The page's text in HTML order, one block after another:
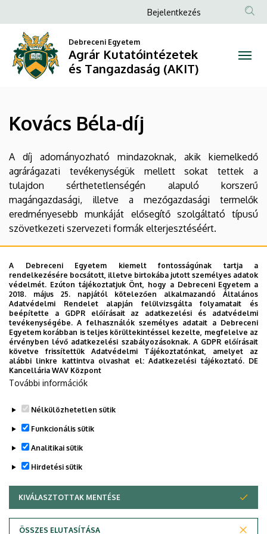
Béla-
díj
Agrár
Kutatóintézetek
és
Tangazdaság
(AKIT)
a
tartalomra
Anonim
fiók
menüje
Bejelentkezés
Debreceni Egyetem
Agrár Kutatóintézetek
és Tangazdaság (AKIT)
Kovács Béla-díj
A díj adományozható mindazoknak, akik kiemelkedő
agrárágazati tevékenységük mellett sokat tettek a
tulajdon sérthetetlenségén alapuló korszerű
magángazdasági, illetve a mezőgazdasági termelők
eredményesebb munkáját elősegítő szolgáltató típusú
szövetkezeti szervezeti formák elterjesztéséért.
Beosztás: egyetemi
tanár
Szervezet:Agrárgazdasági
és Vidékfejlesztési Kar
Adományozás éve:
Legutóbbi frissítés: 2023. 03. 06. 15:00
Adatvédelem
A Debreceni Egyetem kiemelt fontosságúnak tartja a
rendelkezésére bocsátott, illetve birtokába jutott személyes adatok
védelmét. Ezúton tájékoztatjuk Önt, hogy a Debreceni Egyetem a
2018. május 25. napjától kötelezően alkalmazandó Általános
Adatvédelmi Rendelet alapján felülvizsgálta folyamatait és
beépítette a GDPR előírásait az adatkezelési és adatvédelmi
tevékenységébe. A felhasználók személyes adatait a Debreceni
Egyetem korábban is teljes körültekintéssel kezelte, megfelelve az
érvényben lévő adatkezelési szabályozásoknak. A GDPR előírásait
követve frissítettük Adatvédelmi Tájékoztatónkat, amelyet az
alábbi linkre kattintva olvashat el:Adatkezelési tájékoztató. DE
Kancellária WAV Központ
További információk
Nélkülözhetetlen sütik
Funkcionális sütik
Analitikai sütik
Hirdetési sütik
KIVÁLASZTOTTAK MENTÉSE
ÖSSZES ELUTASÍTÁSA
WITHDRAW CONSENT